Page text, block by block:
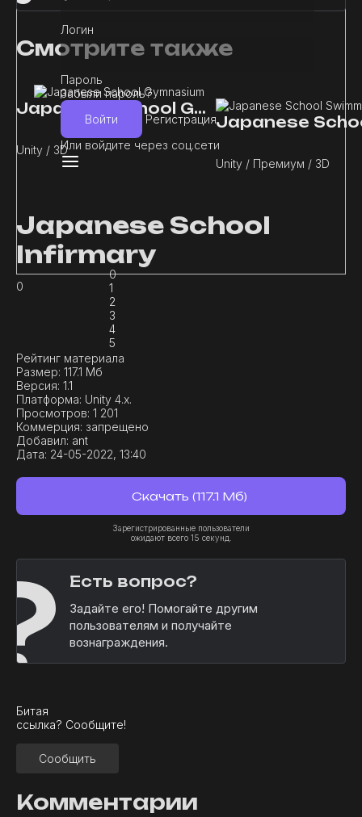
Логин
Пароль
Забыли пароль?
Войти
Регистрация
Или войдите через соц.сети
Смотрите также
Japanese School Gymnasium
Unity / 3D
Unity / Премиум / 3D
Japanese School
Infirmary
0
0
1
2
3
4
5
Рейтинг материала
Размер: 117.1 Мб
Версия: 1.1
Платформа: Unity 4.x.
Просмотров: 1 201
Коммерция: запрещено
Добавил: ant
Дата: 24-05-2022, 13:40
Скачать (117.1 Мб)
Зарегистрированные пользователи
ожидают всего 15 секунд.
Есть вопрос?
Задайте его! Помогайте другим
пользователям и получайте
вознаграждения.
Битая
ссылка? Сообщите!
Сообщить
Комментарии